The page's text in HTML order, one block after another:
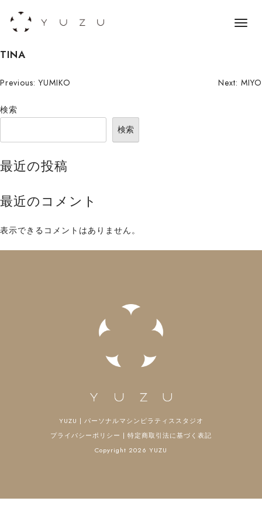
S
i
t
c
n
e
t
メ
TINA
投
稿
ゲ
ー
シ
ョ
Previous: YUMIKO Next: MIYO
検索
検索
最近の投稿
最近のコメント
表示できるコメントはありません。
YUZU | パーソナルマシンピラティススタジオ
プライバシーポリシー | 特定商取引法に基づく表記
Copyright 2026 YUZU